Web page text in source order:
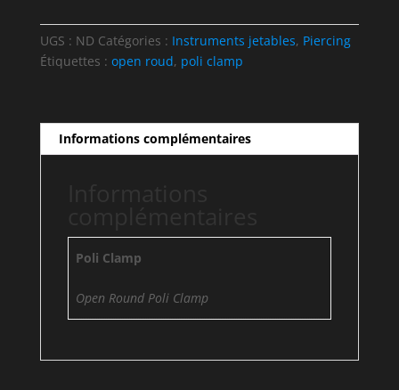
UGS : ND Catégories : Instruments jetables, Piercing
Étiquettes : open roud, poli clamp
Informations complémentaires
Poli Clamp
Open Round Poli Clamp